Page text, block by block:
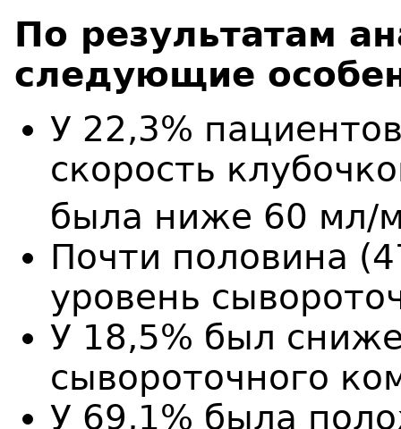
По результатам
следующие
У 22,3%
скорость
была ниже 60 мл/
Почти половина
уровень
У 18,5% был
сывороточного
У 69,1% была